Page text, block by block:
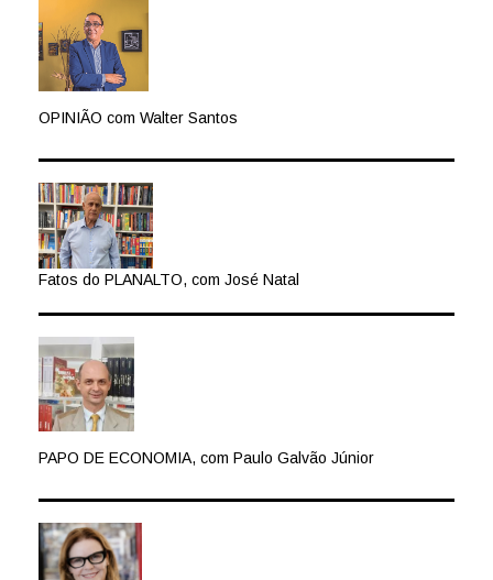
OPINIÃO com Walter Santos
Fatos do PLANALTO, com José Natal
PAPO DE ECONOMIA, com Paulo Galvão Júnior